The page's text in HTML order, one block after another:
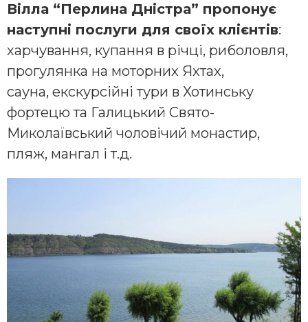
Вілла “Перлина Дністра” пропонує
наступні послуги для своїх клієнтів:
харчування, купання в річці, риболовля,
прогулянка на моторних Яхтах,
сауна, екскурсійні тури в Хотинську
фортецю та Галицький Свято-
Миколаївський чоловічий монастир,
пляж, мангал і т.д.